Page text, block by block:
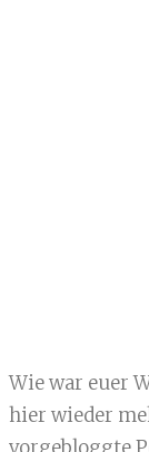
Wie war euer
hier wieder